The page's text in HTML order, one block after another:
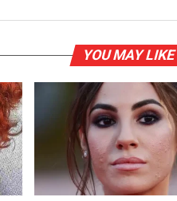
YOU MAY LIKE